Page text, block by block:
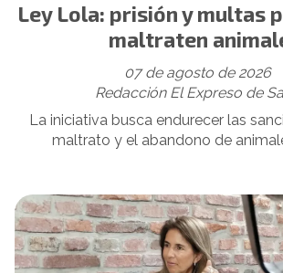
Ley Lola: prisión y multas
maltraten
Redacción El Expreso de
07 de agosto de 2026
La iniciativa busca endurecer las
maltrato y el abandono de